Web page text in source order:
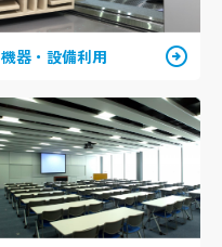
機器・設備利用 arrow_circle_right